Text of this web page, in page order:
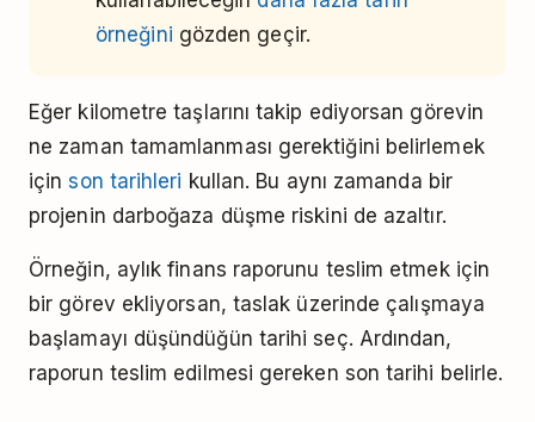
örneğini gözden geçir.
Eğer kilometre taşlarını takip ediyorsan görevin
ne zaman tamamlanması gerektiğini belirlemek
içinson tarihleri kullan. Bu aynı zamanda bir
projenin darboğaza düşme riskini de azaltır.
Örneğin, aylık finans raporunu teslim etmek için
bir görev ekliyorsan, taslak üzerinde çalışmaya
başlamayı düşündüğün tarihi seç. Ardından,
raporun teslim edilmesi gereken son tarihi belirle.